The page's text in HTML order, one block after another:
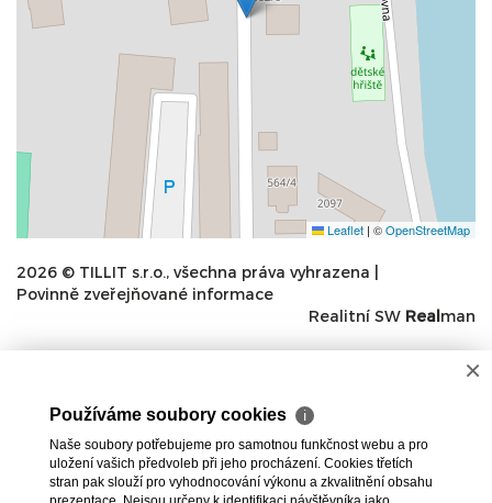
Leaflet | ©OpenStreetMap
2026 © TILLIT s.r.o., všechna práva vyhrazena |
Povinně zveřejňované informace
Realitní SW Realman
×
Používáme soubory cookies ℹ
Naše soubory potřebujeme pro samotnou funkčnost webu a pro
uložení vašich předvoleb při jeho procházení. Cookies třetích
stran pak slouží pro vyhodnocování výkonu a zkvalitnění obsahu